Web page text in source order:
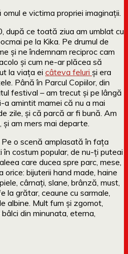
e victima propriei imaginații.
după ce toată ziua am umblat cu
pe la Kika. Pe drumul de
și ne îndemnam reciproc cam
și cum ne-ar plăcea să
la viața ei câteva feluri și era
Până în Parcul Copiilor, din
festival – am trecut și pe lângă
a amintit mamei că nu a mai
zile, și că parcă ar fi bună. Am
am mers mai departe.
o scenă amplasată în fața
în costum popular, de nu-ți puteai
care ducea spre parc, mese,
orice: bijuterii hand made, haine
cârnați, slane, brânză, must,
la grătar, ceaune cu sarmale,
albine. Mult fum și zgomot,
din minunata, eterna,